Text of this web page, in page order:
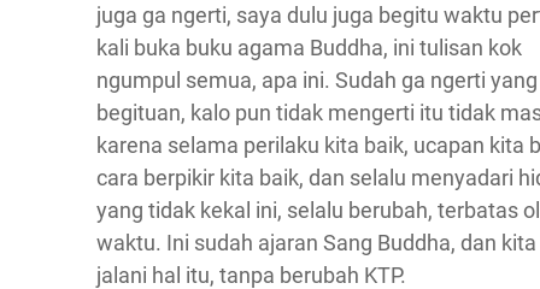
juga ga ngerti, saya dulu juga begitu waktu
kali buka buku agama Buddha, ini tulisan kok
ngumpul semua, apa ini. Sudah ga ngerti yang
begituan, kalo pun tidak mengerti itu tidak
karena selama perilaku kita baik, ucapan kita
cara berpikir kita baik, dan selalu menyadari
yang tidak kekal ini, selalu berubah, terbatas
waktu. Ini sudah ajaran Sang Buddha, dan
jalani hal itu, tanpa berubah KTP.